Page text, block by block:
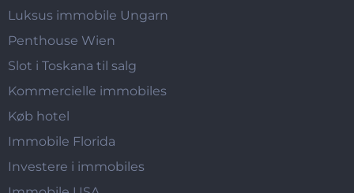
Luksus immobile Ungarn
Penthouse Wien
Slot i Toskana til salg
Kommercielle immobiles
Køb hotel
Immobile Florida
Investere i immobiles